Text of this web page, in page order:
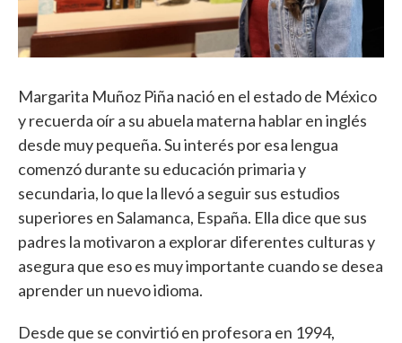
Margarita Muñoz Piña nació en el estado de México
y recuerda oír a su abuela materna hablar en inglés
desde muy pequeña. Su interés por esa lengua
comenzó durante su educación primaria y
secundaria, lo que la llevó a seguir sus estudios
superiores en Salamanca, España. Ella dice que sus
padres la motivaron a explorar diferentes culturas y
asegura que eso es muy importante cuando se desea
aprender un nuevo idioma.
Desde que se convirtió en profesora en 1994,